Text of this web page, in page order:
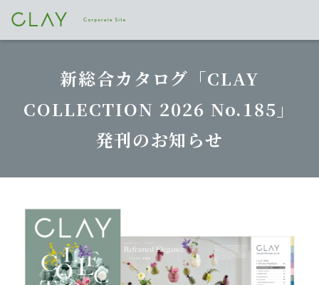
新総合カタログ「CLAY
COLLECTION 2026 No.185」
発刊のお知らせ